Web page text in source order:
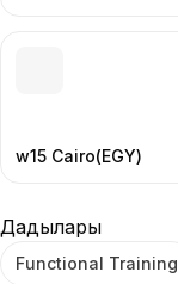
w15 Cairo(EGY)
Дағдылары
Functional Training